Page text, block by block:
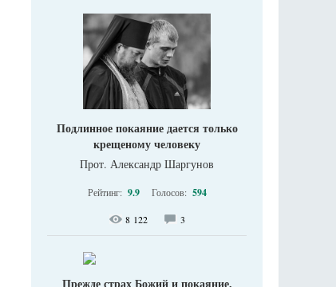
Подлинное покаяние дается только
крещеному человеку
Прот. Александр Шаргунов
Рейтинг: 9.9 Голосов: 594
8 122 3
Прежде страх Божий и покаяние,